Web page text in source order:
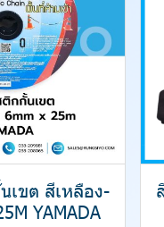
เขต สีเหลือง-
YAMADA